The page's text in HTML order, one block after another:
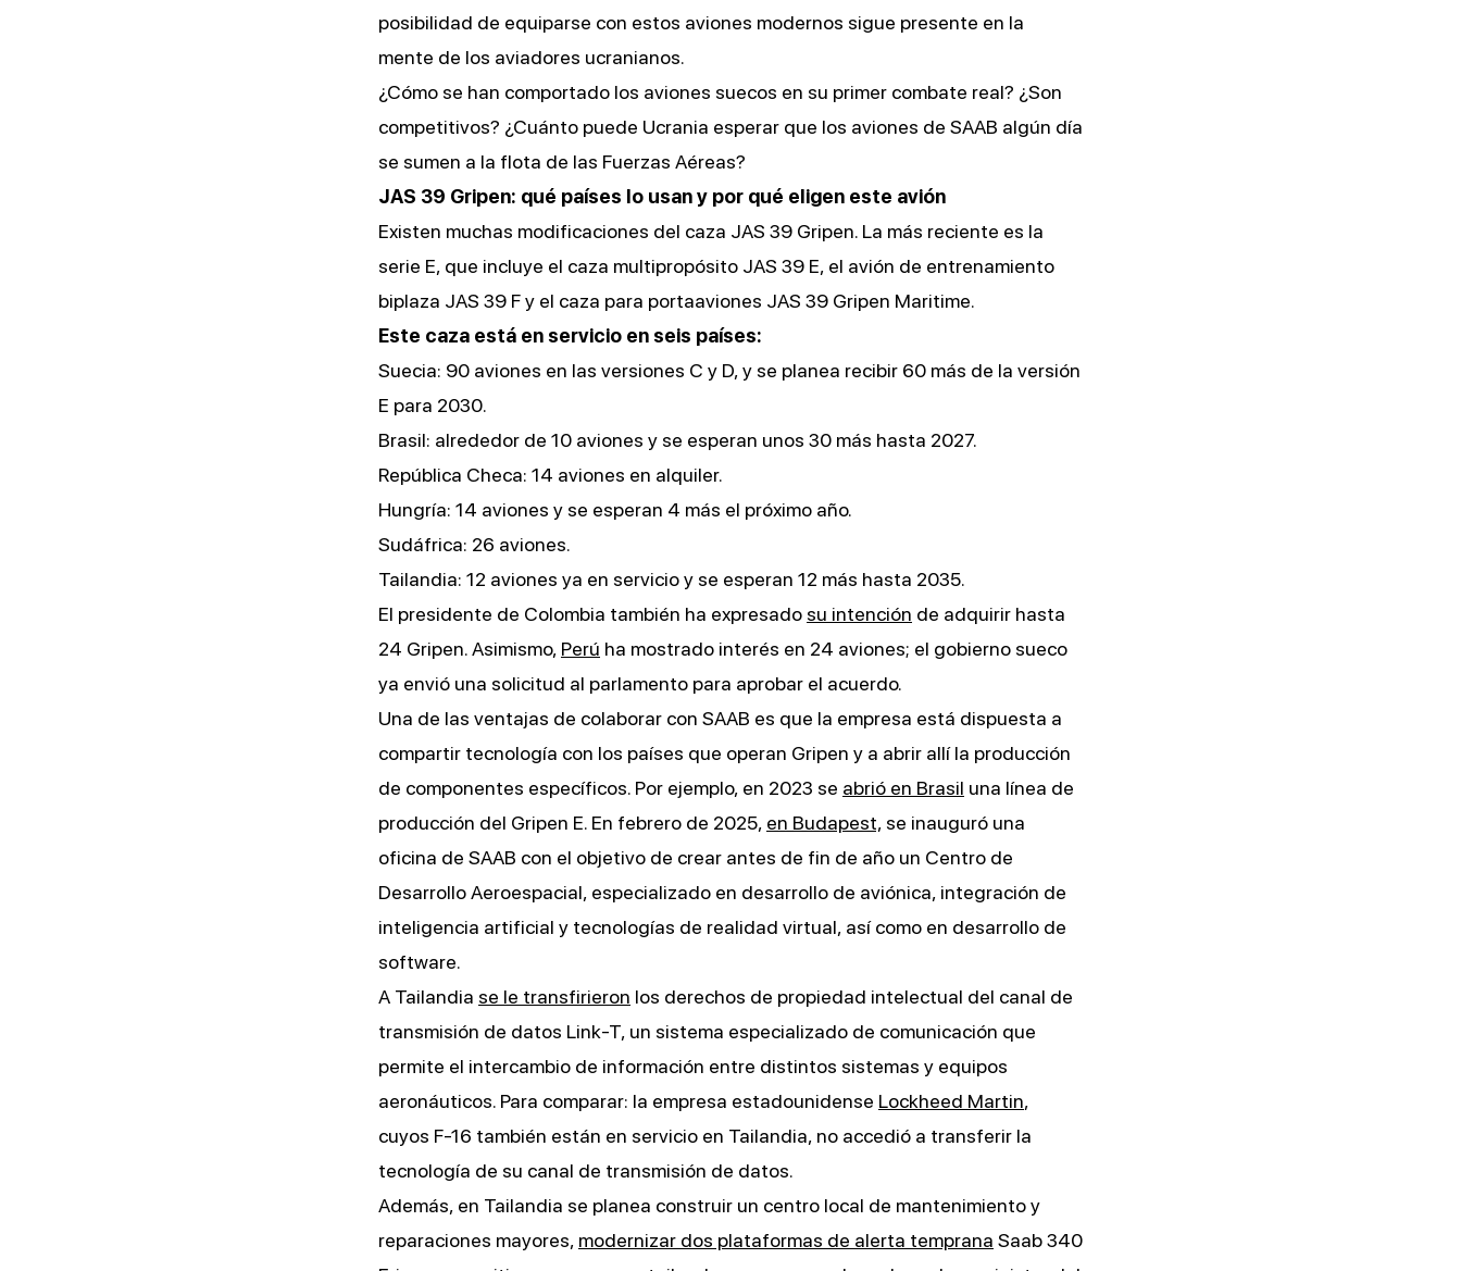
posibilidad de equiparse con estos aviones modernos sigue presente en la
mente de los aviadores ucranianos.
¿Cómo se han comportado los aviones suecos en su primer combate real? ¿Son
competitivos? ¿Cuánto puede Ucrania esperar que los aviones de SAAB algún día
se sumen a la flota de las Fuerzas Aéreas?
JAS 39 Gripen: qué países lo usan y por qué eligen este avión
Existen muchas modificaciones del caza JAS 39 Gripen. La más reciente es la
serie E, que incluye el caza multipropósito JAS 39 E, el avión de entrenamiento
biplaza JAS 39 F y el caza para portaaviones JAS 39 Gripen Maritime.
Este caza está en servicio en seis países:
Suecia: 90 aviones en las versiones C y D, y se planea recibir 60 más de la versión
E para 2030.
Brasil: alrededor de 10 aviones y se esperan unos 30 más hasta 2027.
República Checa: 14 aviones en alquiler.
Hungría: 14 aviones y se esperan 4 más el próximo año.
Sudáfrica: 26 aviones.
Tailandia: 12 aviones ya en servicio y se esperan 12 más hasta 2035.
El presidente de Colombia también ha expresado su intención de adquirir hasta
24 Gripen. Asimismo, Perú ha mostrado interés en 24 aviones; el gobierno sueco
ya envió una solicitud al parlamento para aprobar el acuerdo.
Una de las ventajas de colaborar con SAAB es que la empresa está dispuesta a
compartir tecnología con los países que operan Gripen y a abrir allí la producción
de componentes específicos. Por ejemplo, en 2023 se abrió en Brasil una línea de
producción del Gripen E. En febrero de 2025, en Budapest, se inauguró una
oficina de SAAB con el objetivo de crear antes de fin de año un Centro de
Desarrollo Aeroespacial, especializado en desarrollo de aviónica, integración de
inteligencia artificial y tecnologías de realidad virtual, así como en desarrollo de
software.
A Tailandia se le transfirieron los derechos de propiedad intelectual del canal de
transmisión de datos Link-T, un sistema especializado de comunicación que
permite el intercambio de información entre distintos sistemas y equipos
aeronáuticos. Para comparar: la empresa estadounidense Lockheed Martin,
cuyos F-16 también están en servicio en Tailandia, no accedió a transferir la
tecnología de su canal de transmisión de datos.
Además, en Tailandia se planea construir un centro local de mantenimiento y
reparaciones mayores, modernizar dos plataformas de alerta temprana Saab 340